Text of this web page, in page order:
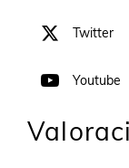
Twitter
Youtube